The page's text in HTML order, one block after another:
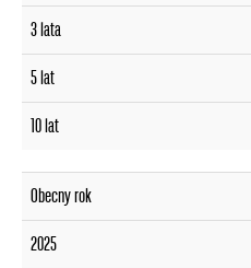
3 lata
5 lat
10 lat
Obecny rok
2025